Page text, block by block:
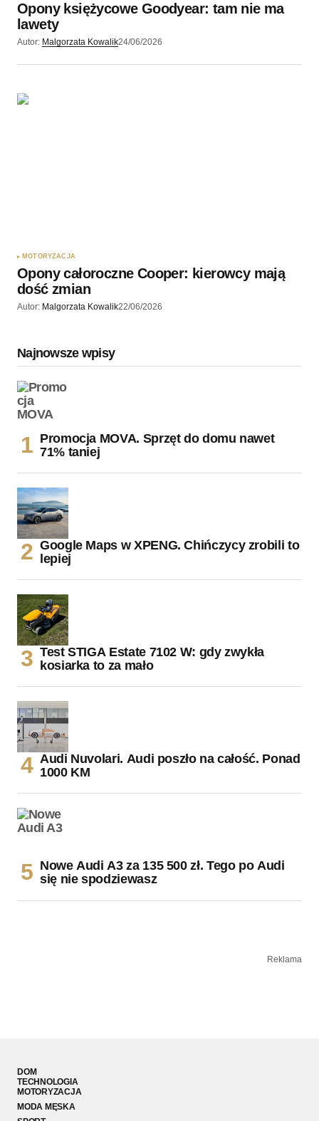
Opony księżycowe Goodyear: tam nie ma
lawety
Autor: Malgorzata Kowalik24/06/2026
MOTORYZACJA
Opony całoroczne Cooper: kierowcy mają
dość zmian
Autor: Malgorzata Kowalik22/06/2026
Najnowsze wpisy
Promocja MOVA. Sprzęt do domu nawet
71% taniej
Google Maps w XPENG. Chińczycy zrobili to
lepiej
Test STIGA Estate 7102 W: gdy zwykła
kosiarka to za mało
Audi Nuvolari. Audi poszło na całość. Ponad
1000 KM
Nowe Audi A3 za 135 500 zł. Tego po Audi
się nie spodziewasz
Reklama
DOM
TECHNOLOGIA
MOTORYZACJA
MODA MĘSKA